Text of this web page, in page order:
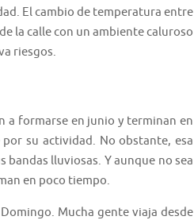
El cambio de temperatura entre
la calle con un ambiente caluroso
riesgos.
a formarse en junio y terminan en
su actividad. No obstante, esa
bandas lluviosas. Y aunque no sea
en poco tiempo.
Mucha gente viaja desde